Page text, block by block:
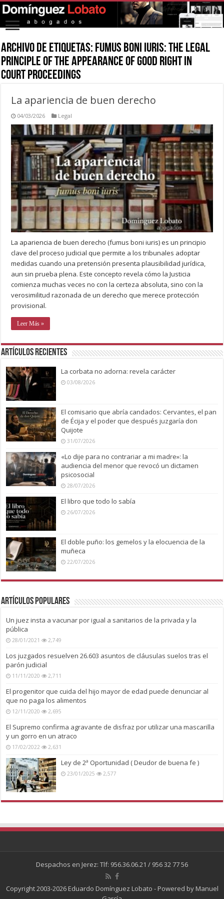
Archivo de Etiquetas: Fumus Boni Iuris: The Legal
Principle of the Appearance of Good Right in
Court Proceedings
La apariencia de buen derecho
04/03/2026 Legal
La apariencia de buen derecho (fumus boni iuris) es un principio
clave del proceso judicial que permite a los tribunales adoptar
medidas cuando una pretensión presenta plausibilidad jurídica,
aun sin prueba plena. Este concepto revela cómo la Justicia
comienza muchas veces no con la certeza absoluta, sino con la
verosimilitud razonada de un derecho que merece protección
provisional.
Leer Más »
Artículos recientes
La corbata no adorna: revela carácter
03/08/2026
El comisario que abría candados: Cervantes, el pan
de Écija y el poder que después juzgaría don
Quijote
31/07/2026
«Lo dije para no contrariar a mi madre»: la
audiencia del menor que revocó un dictamen
psicosocial
28/07/2026
El libro que todo lo sabía
26/07/2026
El doble puño: los gemelos y la elocuencia de la
muñeca
22/07/2026
Artículos Populares
Un juez insta a vacunar por igual a sanitarios de la privada y la
pública
28/01/2021 2,749
Los juzgados resuelven 26.603 asuntos de cláusulas suelos tras el
parón judicial
11/11/2020 2,711
El progenitor que cuida del hijo mayor de edad puede denunciar al
que no paga los alimentos
12/11/2020 2,695
El Supremo confirma agravante de disfraz por utilizar una mascarilla
y un gorro en un atraco
17/02/2022 2,631
Ley de 2ª Oportunidad ( Deudor de buena fe )
23/01/2025 2,577
Despachos en Jerez: Tlf: 956.36.06.21 / 956 32 77 56
Copyright 2003-2026 Eduardo Domínguez Lobato - Powered by Manuel